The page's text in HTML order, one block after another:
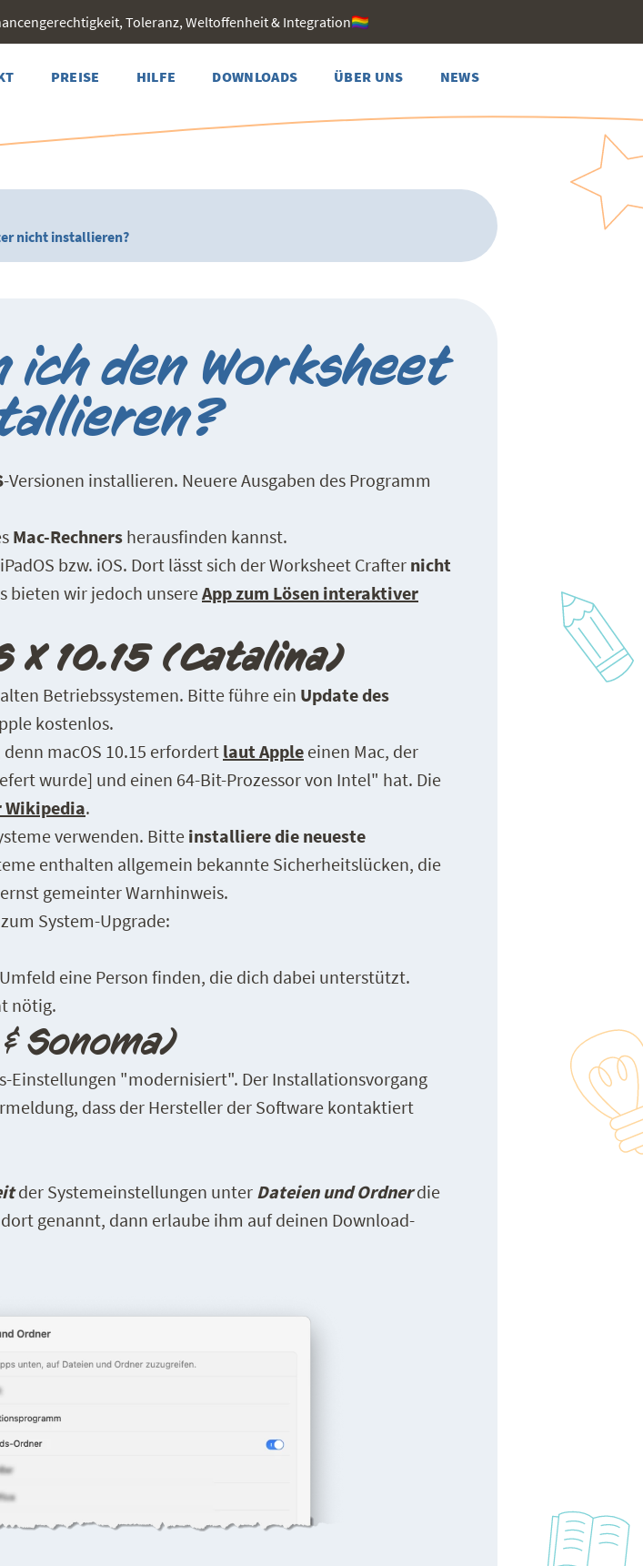
Toleranz, Weltoffenheit & Integration🏳️‍🌈
PREISE HILFE DOWNLOADS ÜBER UNS NEWS
nicht installieren?
ich den Worksheet
-Versionen installieren. Neuere Ausgaben des Programm
Mac-Rechners herausfinden kannst.
bzw. iOS. Dort lässt sich der Worksheet Crafternicht
bieten wir jedoch unsereApp zum Lösen interaktiver
X 10.15 (Catalina)
Betriebssystemen. Bitte führe ein Update des
kostenlos.
denn macOS 10.15 erfordert laut Apple einen Mac, der
wurde] und einen 64-Bit-Prozessor von Intel" hat. Die
Wikipedia.
verwenden. Bitte installiere die neueste
enthalten allgemein bekannte Sicherheitslücken, die
gemeinter Warnhinweis.
System-Upgrade:
eine Person finden, die dich dabei unterstützt.
nötig.
Sonoma)
Einstellungen "modernisiert". Der Installationsvorgang
dass der Hersteller der Software kontaktiert
der Systemeinstellungen unter Dateien und Ordnerdie
dort genannt, dann erlaube ihm auf deinen Download-